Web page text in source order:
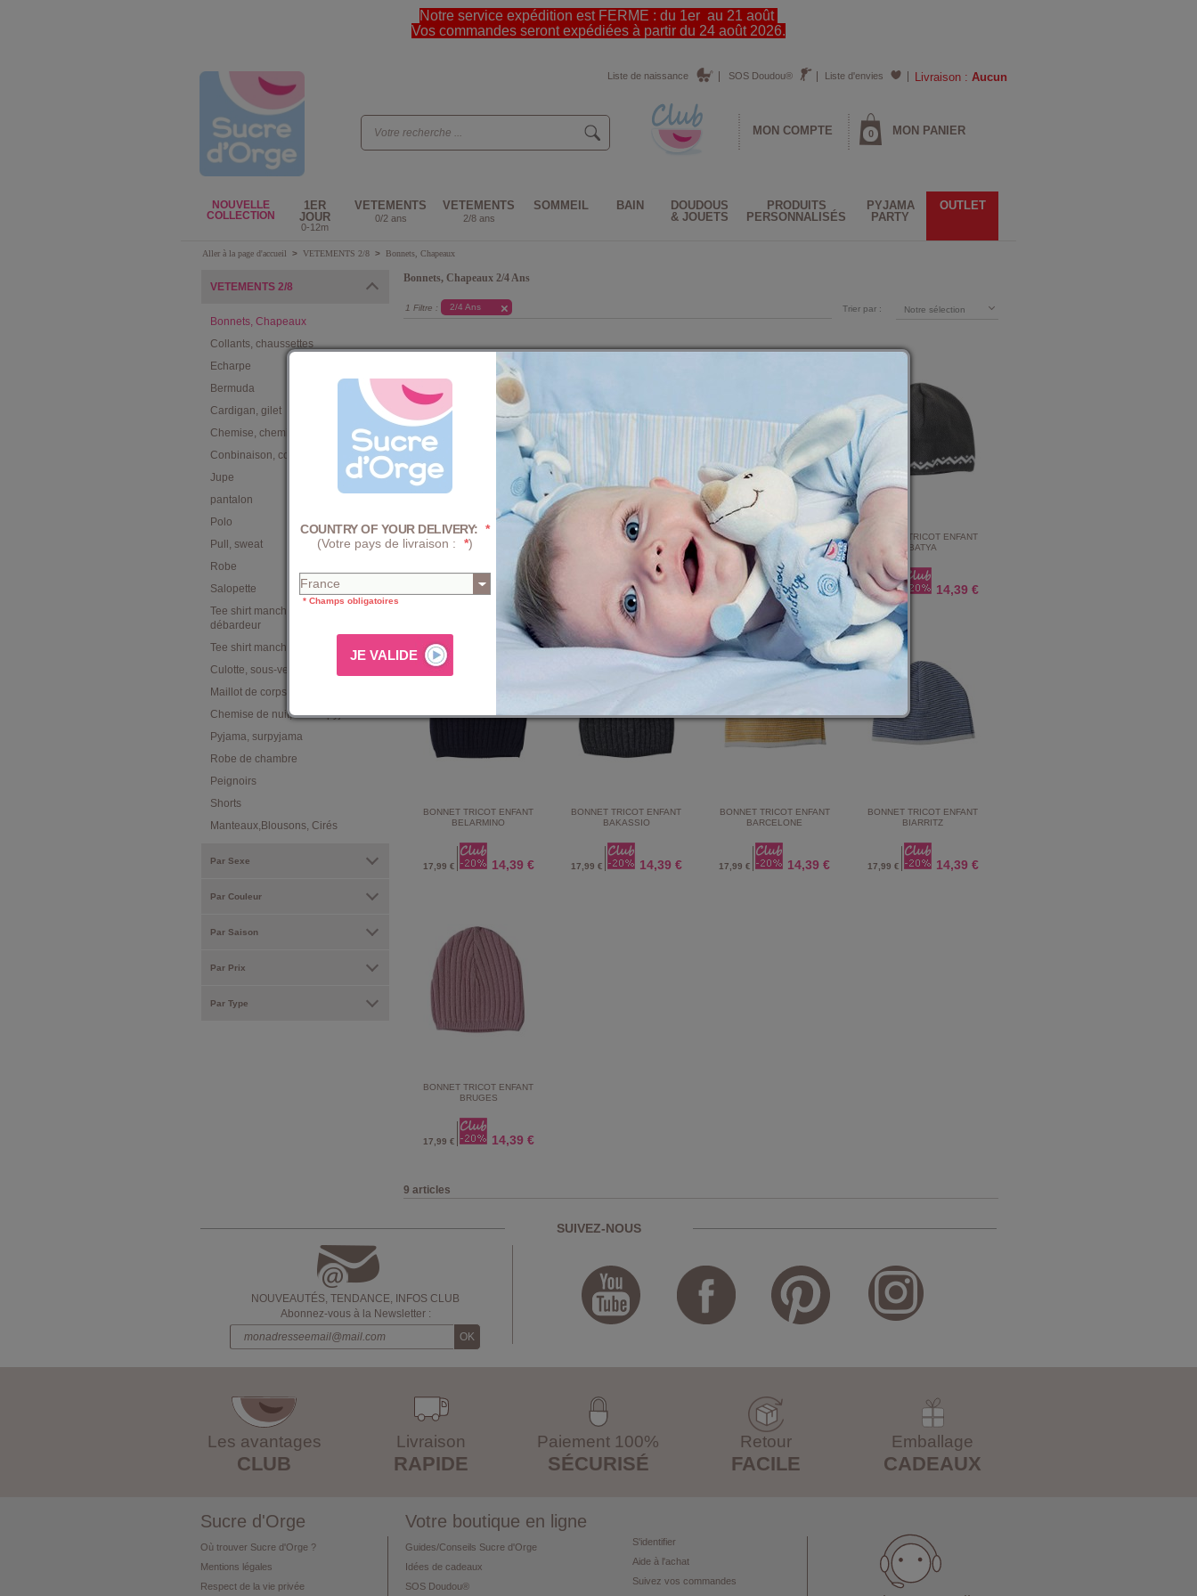
Notre service expédition est FERME : du 1er au 21 août
Vos commandes seront expédiées à partir du 24 août 2026.
Livraison : Aucun
Liste d'envies
SOS Doudou®
Liste de naissance
MON COMPTE 0 MON PANIER
NOUVELLE
COLLECTION
1ER
JOUR
0-12m
VETEMENTS
0/2 ans
VETEMENTS
2/8 ans
SOMMEIL BAIN
DOUDOUS
& JOUETS
PRODUITS
PERSONNALISÉS
PYJAMA
PARTY
OUTLET
Aller à la page d'accueil > VETEMENTS 2/8 > Bonnets, Chapeaux
VETEMENTS 2/8
Bonnets, Chapeaux
Collants, chaussettes
Echarpe
Bermuda
Cardigan, gilet
Chemise, chemisier, tunique
Conbinaison, combishort
Jupe
pantalon
Polo
Pull, sweat
Robe
Salopette
Tee shirt manches courtes,
débardeur
Tee shirt manches longues
Culotte, sous-vetement
Maillot de corps, sous vêtement
Chemise de nuit, combi pyjama
Pyjama, surpyjama
Robe de chambre
Peignoirs
Shorts
Manteaux,Blousons, Cirés
Par Sexe
Par Couleur
Par Saison
Par Prix
Par Type
Bonnets, Chapeaux 2/4 Ans
1 Filtre : 2/4 Ans Trier par : Notre sélection
CHAPEAU FILLE
-41% 9,99 €
BONNET TRICOT ENFANT
BERTHILIE
14,39 €
BONNET TRICOT ENFANT
BALEARES
17,99 € 14,39 €
BONNET TRICOT ENFANT
BATYA
17,99 € 14,39 €
BONNET TRICOT ENFANT
BELARMINO
17,99 € 14,39 €
BONNET TRICOT ENFANT
BAKASSIO
17,99 € 14,39 €
BONNET TRICOT ENFANT
BARCELONE
17,99 € 14,39 €
BONNET TRICOT ENFANT
BIARRITZ
17,99 € 14,39 €
BONNET TRICOT ENFANT
BRUGES
17,99 € 14,39 €
9 articles
SUIVEZ-NOUS
NOUVEAUTÉS, TENDANCE, INFOS CLUB
Abonnez-vous à la Newsletter :
Les avantages
CLUB
Livraison
RAPIDE
Paiement 100%
SÉCURISÉ
Retour
FACILE
Emballage
CADEAUX
Sucre d'Orge
Où trouver Sucre d'Orge ?
Mentions légales
Respect de la vie privée
Votre boutique en ligne
Guides/Conseils Sucre d'Orge
Idées de cadeaux
SOS Doudou®
S'identifier
Aide à l'achat
Suivez vos commandes
COUNTRY OF YOUR DELIVERY: *
(Votre pays de livraison :
*)
* Champs obligatoires